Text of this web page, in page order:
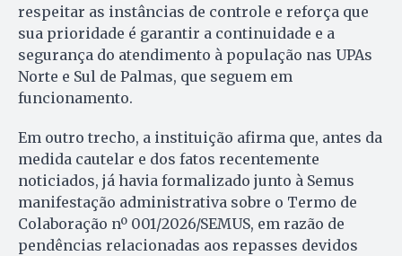
respeitar as instâncias de controle e reforça que
sua prioridade é garantir a continuidade e a
segurança do atendimento à população nas UPAs
Norte e Sul de Palmas, que seguem em
funcionamento.
Em outro trecho, a instituição afirma que, antes da
medida cautelar e dos fatos recentemente
noticiados, já havia formalizado junto à Semus
manifestação administrativa sobre o Termo de
Colaboração nº 001/2026/SEMUS, em razão de
pendências relacionadas aos repasses devidos